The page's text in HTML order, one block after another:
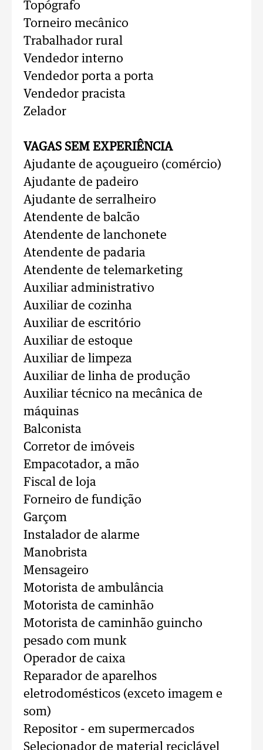
Topógrafo
Torneiro mecânico
Trabalhador rural
Vendedor interno
Vendedor porta a porta
Vendedor pracista
Zelador
VAGAS SEM EXPERIÊNCIA
Ajudante de açougueiro (comércio)
Ajudante de padeiro
Ajudante de serralheiro
Atendente de balcão
Atendente de lanchonete
Atendente de padaria
Atendente de telemarketing
Auxiliar administrativo
Auxiliar de cozinha
Auxiliar de escritório
Auxiliar de estoque
Auxiliar de limpeza
Auxiliar de linha de produção
Auxiliar técnico na mecânica de
máquinas
Balconista
Corretor de imóveis
Empacotador, a mão
Fiscal de loja
Forneiro de fundição
Garçom
Instalador de alarme
Manobrista
Mensageiro
Motorista de ambulância
Motorista de caminhão
Motorista de caminhão guincho
pesado com munk
Operador de caixa
Reparador de aparelhos
eletrodomésticos (exceto imagem e
som)
Repositor - em supermercados
Selecionador de material reciclável